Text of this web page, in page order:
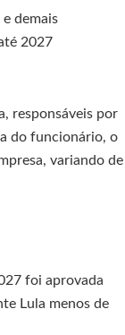
demais
2027
responsáveis por
do funcionário, o
variando de
foi aprovada
Lula menos de